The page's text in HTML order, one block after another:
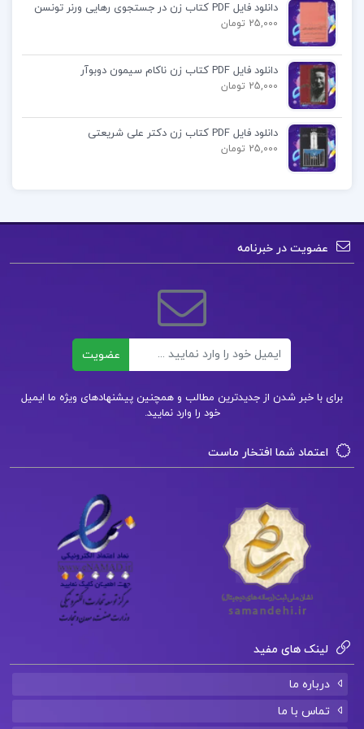
در مورد نویسنده کتاب فرهنگ جامع موسیقی ایران
بهروز وجدانی:
بهروز وجدانی نویسنده کتاب “فرهنگ جامع موسیقی
ایران” است. او یکی از موسیقیدانان و پژوهندگان موسیقی
ایرانی است که در زمینه تحقیق و تدوین مقالات و
کتاب‌های مرتبط با موسیقی ایرانی فعالیت دارد. این کتاب
توسط انتشارات دایره منتشر شده و به خاطر شامل
است.
فرهنگ جامع موسیقی ایران
کتاب فرهنگ جامع موسیقی ایران pdf
کتاب فرهنگ جامع موسیقی ایران
کتاب فرهنگ جامع موسیقی ایران بهروز وجدانی
کتاب پیشنهادی📚
دانلود فایل PDF کتاب مشاوره خانواده کیانوش
صالح سیما میخبر
دانلود فایل PDF کتاب زن در جستجوی رهایی ورنر تونسن
25,000 تومان
دانلود فایل PDF کتاب زن ناکام سیمون دوبوآر
25,000 تومان
دانلود فایل PDF کتاب زن دکتر علی شریعتی
25,000 تومان
عضویت در خبرنامه
عضویت
برای با خبر شدن از جدیدترین مطالب و همچنین پیشنهادهای ویژه ما ایمیل
خود را وارد نمایید.
اعتماد شما افتخار ماست
لینک های مفید
درباره ما
تماس با ما